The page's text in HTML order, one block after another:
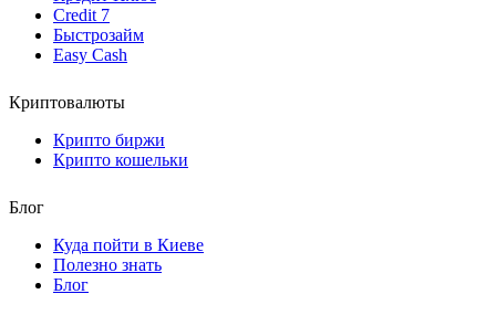
Credit 7
Быстрозайм
Easy Cash
Криптовалюты
Крипто биржи
Крипто кошельки
Блог
Куда пойти в Киеве
Полезно знать
Блог